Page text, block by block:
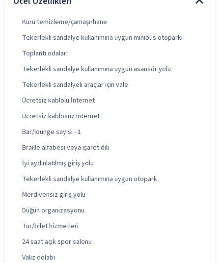
Kuru temizleme/çamaşırhane
Tekerlekli sandalye kullanımına uygun minibüs otoparkı
Toplantı odaları
Tekerlekli sandalye kullanımına uygun asansör yolu
Tekerlekli sandalyeli araçlar için vale
Ücretsiz kablolu İnternet
Ücretsiz kablosuz internet
Bar/lounge sayısı - 1
Braille alfabesi veya işaret dili
İyi aydınlatılmış giriş yolu
Tekerlekli sandalye kullanımına uygun otopark
Merdivensiz giriş yolu
Düğün organizasyonu
Tur/bilet hizmetleri
24 saat açık spor salonu
Valiz dolabı